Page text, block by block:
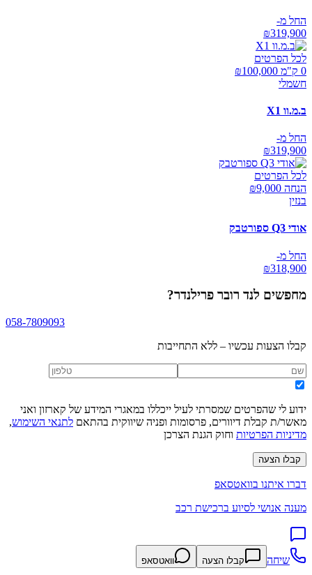
החל מ-
₪319,900
לכל הפרטים
0 ק"מ ₪
100,000
חשמלי
ב.מ.וו X1
החל מ-
₪319,900
לכל הפרטים
הנחה ₪ 9,000
בנזין
אודי Q3 ספורטבק
החל מ-
₪318,900
מחפשים לנד רובר פרילנדר?
058-7809093
קבלו הצעות עכשיו – ללא התחייבות
ידוע לי שהפרטים שמסרתי לעיל ייכללו במאגרי המידע של קארזון ואני
מאשר/ת קבלת דיוורים, פרסומות ופניה שיווקית בהתאם לתנאי השימוש,
מדיניות הפרטיות וחוק הגנת הצרכן
קבלו הצעה
דברו איתנו בוואטסאפ
מענה אנושי לסיוע ברכישת רכב
שיחה קבלו הצעה וואטסאפ